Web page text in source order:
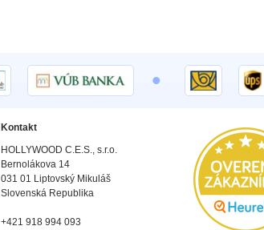
•
Kontakt
HOLLYWOOD C.E.S., s.r.o.
Bernolákova 14
031 01 Liptovský Mikuláš
Slovenská Republika
+421 918 994 093